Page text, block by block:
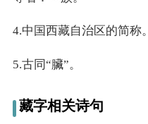
4.中国西藏自治区的简称。
5.古同“臟”。
藏字相关诗句